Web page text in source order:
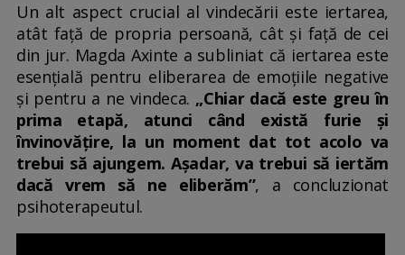
Un alt aspect crucial al vindecării este iertarea,
atât față de propria persoană, cât și față de cei
din jur. Magda Axinte a subliniat că iertarea este
esențială pentru eliberarea de emoțiile negative
și pentru a ne vindeca. „Chiar dacă este greu în
prima etapă, atunci când există furie și
învinovățire, la un moment dat tot acolo va
trebui să ajungem. Așadar, va trebui să iertăm
dacă vrem să ne eliberăm”, a concluzionat
psihoterapeutul.